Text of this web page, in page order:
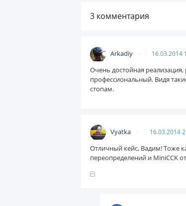
3 комментария
Arkadiy 16.03.2014
Очень достойная
профессиональный. Видя
стопам.
Vyatka 16.03.2014
Отличный кейс, Вадим! Тоже
переопределений и MiniCCK